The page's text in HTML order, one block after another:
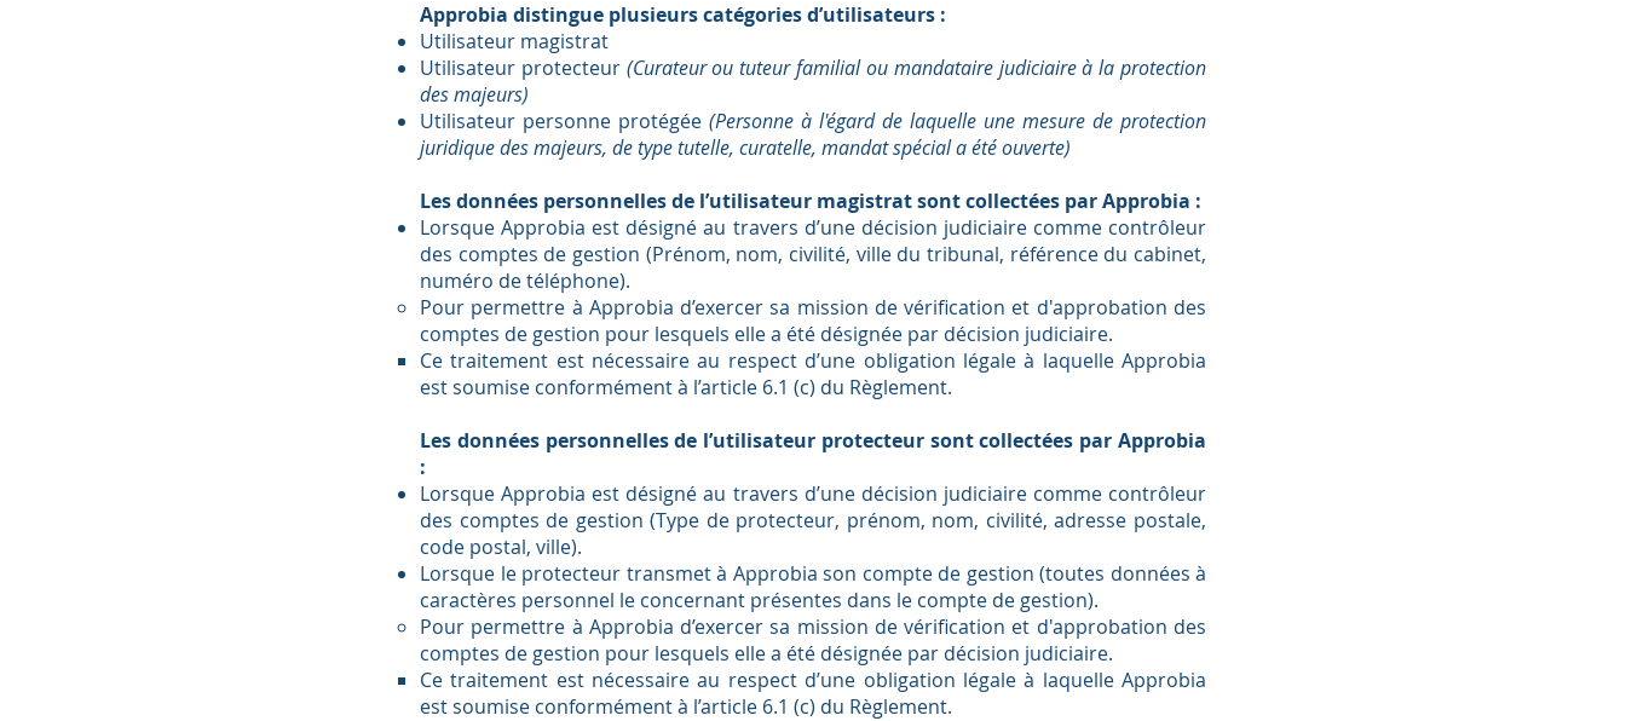
Approbia distingue plusieurs catégories d’utilisateurs :
Utilisateur magistrat
Utilisateur protecteur (Curateur ou tuteur familial ou mandataire judiciaire à la protection
des majeurs)
Utilisateur personne protégée (Personne à l'égard de laquelle une mesure de protection
juridique des majeurs, de type tutelle, curatelle, mandat spécial a été ouverte)
Les données personnelles de l’utilisateur magistrat sont collectées par Approbia :
Lorsque Approbia est désigné au travers d’une décision judiciaire comme contrôleur
des comptes de gestion (Prénom, nom, civilité, ville du tribunal, référence du cabinet,
numéro de téléphone).
Pour permettre à Approbia d’exercer sa mission de vérification et d'approbation des
comptes de gestion pour lesquels elle a été désignée par décision judiciaire.
Ce traitement est nécessaire au respect d’une obligation légale à laquelle Approbia
est soumise conformément à l’article 6.1 (c) du Règlement.
Les données personnelles de l’utilisateur protecteur sont collectées par Approbia
:
Lorsque Approbia est désigné au travers d’une décision judiciaire comme contrôleur
des comptes de gestion (Type de protecteur, prénom, nom, civilité, adresse postale,
code postal, ville).
Lorsque le protecteur transmet à Approbia son compte de gestion (toutes données à
caractères personnel le concernant présentes dans le compte de gestion).
Pour permettre à Approbia d’exercer sa mission de vérification et d'approbation des
comptes de gestion pour lesquels elle a été désignée par décision judiciaire.
Ce traitement est nécessaire au respect d’une obligation légale à laquelle Approbia
est soumise conformément à l’article 6.1 (c) du Règlement.